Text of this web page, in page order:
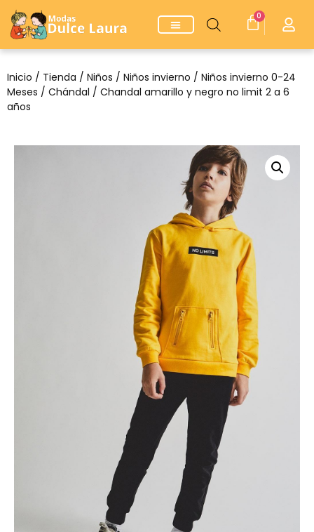
0
Inicio / Tienda / Niños / Niños invierno / Niños invierno 0-24
Meses / Chándal / Chandal amarillo y negro no limit 2 a 6
años